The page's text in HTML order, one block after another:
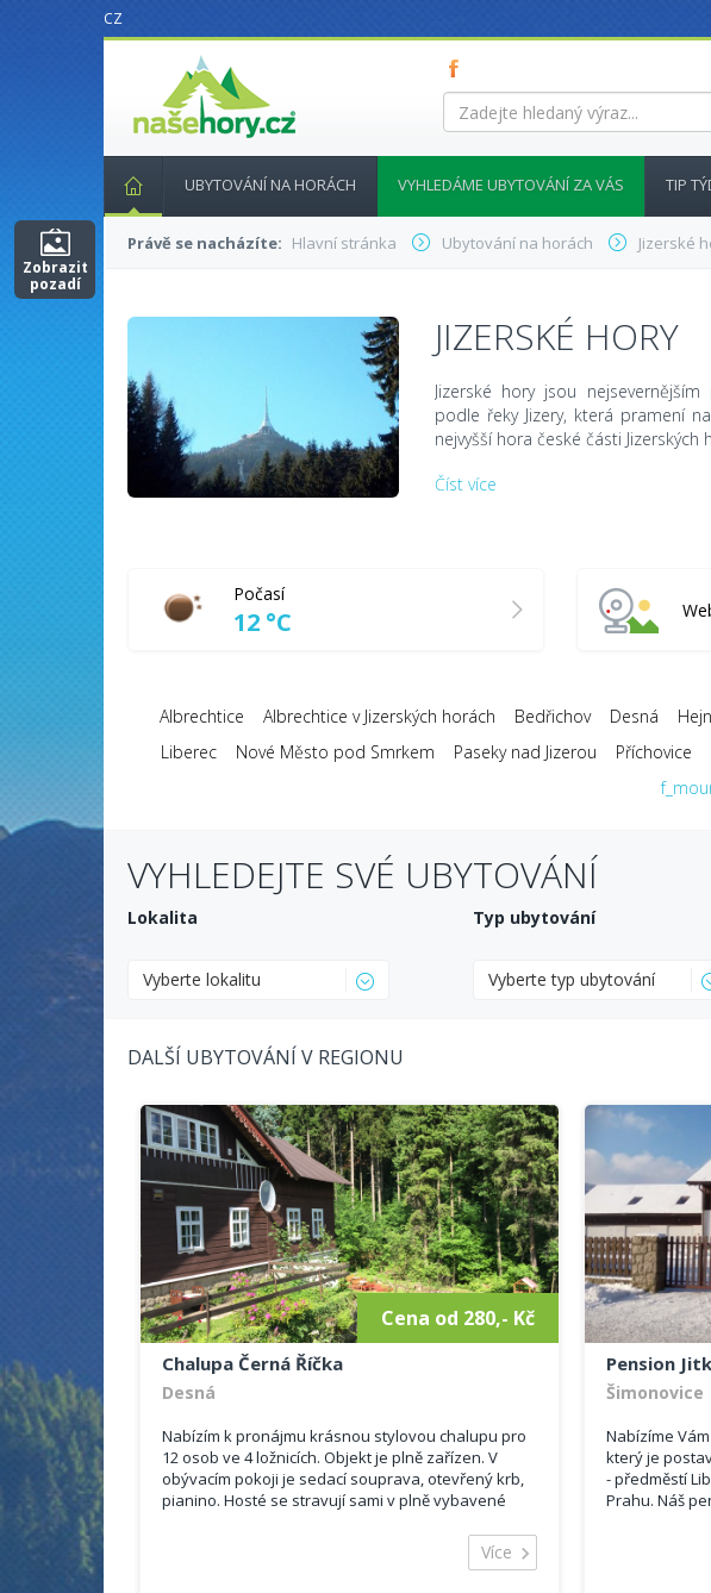
CZ
nasehory.cz
Zadejte
hledaný
UBYTOVÁNÍ NA HORÁCH VYHLEDÁME UBYTOVÁNÍ ZA VÁS TIP
Právě se nacházíte: Hlavní stránka Ubytování na horách Jizerské
JIZERSKÉ HORY
Jizerské hory jsou
podle řeky Jizery, která pramení
nejvyšší hora české části
Číst více
Počasí
12 °C
Albrechtice Albrechtice v Jizerských horách Bedřichov Desná
Liberec
Nové Město pod Smrkem Paseky nad Jizerou Příchovice
VYHLEDEJTE SVÉ UBYTOVÁNÍ
Lokalita
Vyberte lokalitu
Typ ubytování
Vyberte typ ubytování
DALŠÍ UBYTOVÁNÍ V REGIONU
Cena od 280,- Kč
Chalupa Černá Říčka
Desná
Nabízím k pronájmu krásnou stylovou chalupu pro
12 osob ve 4 ložnicích. Objekt je plně zařízen. V
obývacím pokoji je sedací souprava, otevřený krb,
pianino. Hosté se stravují sami v plně vybavené
Více
Pension
Šimonovice
Nabízíme
který je
- předměstí
Prahu. Náš
Zobrazit
pozadí